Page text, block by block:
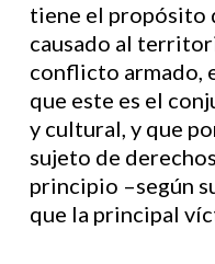
tiene el propósito
causado al
conflicto armado,
que este es el
y cultural, y que
sujeto de
principio –según
que la principal